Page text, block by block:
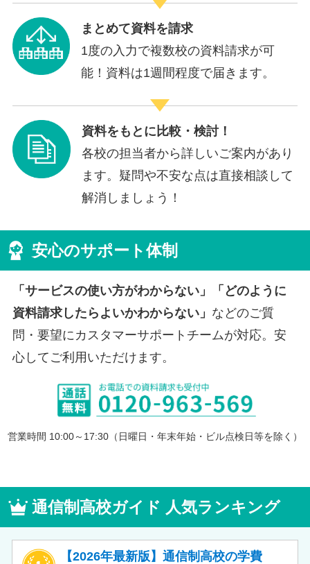
まとめて資料を請求
1度の入力で複数校の資料請求が可
能！資料は1週間程度で届きます。
資料をもとに比較・検討！
各校の担当者から詳しいご案内があり
ます。疑問や不安な点は直接相談して
解消しましょう！
安心のサポート体制
「サービスの使い方がわからない」「どのように
資料請求したらよいかわからない」 などのご質
問・要望にカスタマーサポートチームが対応。安
心してご利用いただけます。
営業時間 10:00～17:30（日曜日・年末年始・ビル点検日等を除く）
通信制高校ガイド 人気ランキング
【2026年最新版】通信制高校の学費